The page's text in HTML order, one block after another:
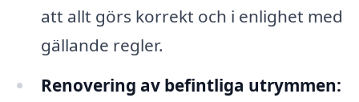
att allt görs korrekt och i enlighet med
gällande regler.
Renovering av befintliga utrymmen: